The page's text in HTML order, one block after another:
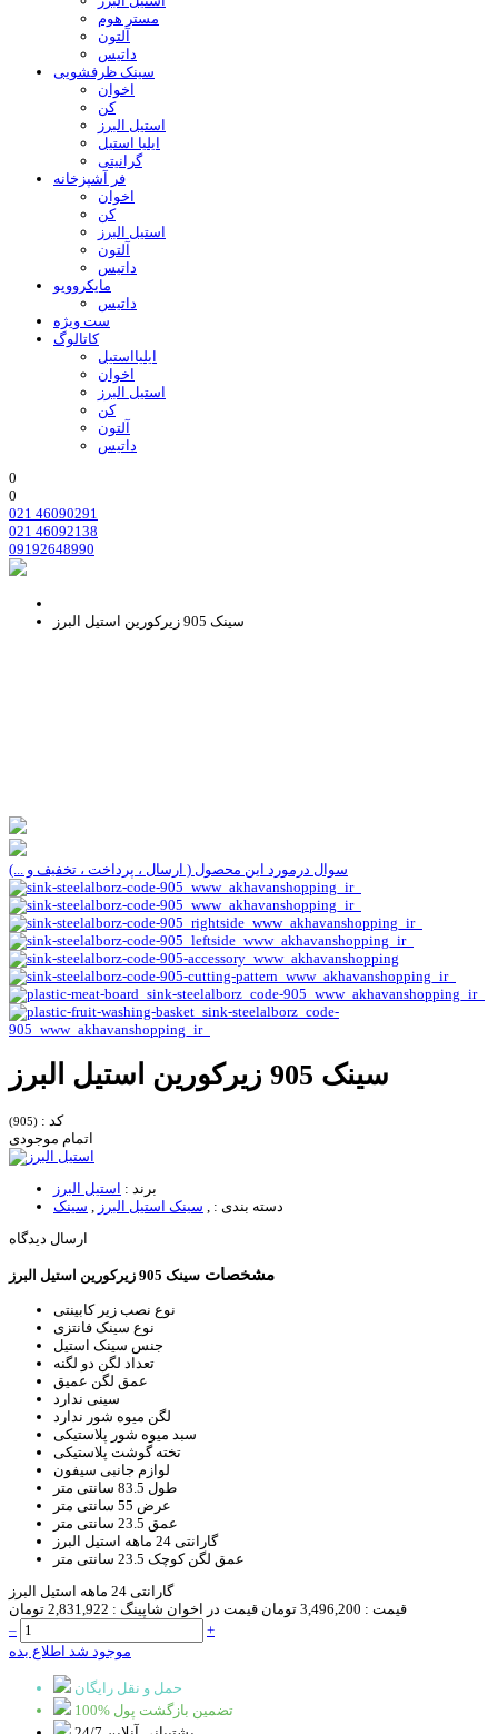
مستر هوم
آلتون
داتیس
سینک ظرفشویی
اخوان
کن
استیل البرز
ایلیا استیل
گرانیتی
فر آشپزخانه
اخوان
کن
استیل البرز
آلتون
داتیس
مایکروویو
داتیس
ست ویژه
کاتالوگ
ایلیااستیل
اخوان
استیل البرز
کن
آلتون
داتیس
0
0
021 46090291
021 46092138
09192648990
سینک 905 زیرکورین استیل البرز
سوال درمورد این محصول ( ارسال ، پرداخت ، تخفیف و ...)
سینک 905 زیرکورین استیل البرز
کد : (905)
اتمام موجودی
برند : استیل البرز
دسته بندی :
سینک استیل البرز
سینک
ارسال دیدگاه
مشخصات سینک 905 زیرکورین استیل البرز
نوع نصب زیر کابینتی
نوع سینک فانتزی
جنس سینک استیل
تعداد لگن دو لگنه
عمق لگن عمیق
سینی ندارد
لگن میوه شور ندارد
سبد میوه شور پلاستیکی
تخته گوشت پلاستیکی
لوازم جانبی سیفون
طول 83.5 سانتی متر
عرض 55 سانتی متر
عمق 23.5 سانتی متر
گارانتی 24 ماهه استیل البرز
عمق لگن کوچک 23.5 سانتی متر
گارانتی 24 ماهه استیل البرز
قیمت : 3,496,200 تومان قیمت در اخوان شاپینگ : 2,831,922 تومان
–
+
موجود شد اطلاع بده
حمل و نقل رایگان
100% تضمین بازگشت پول